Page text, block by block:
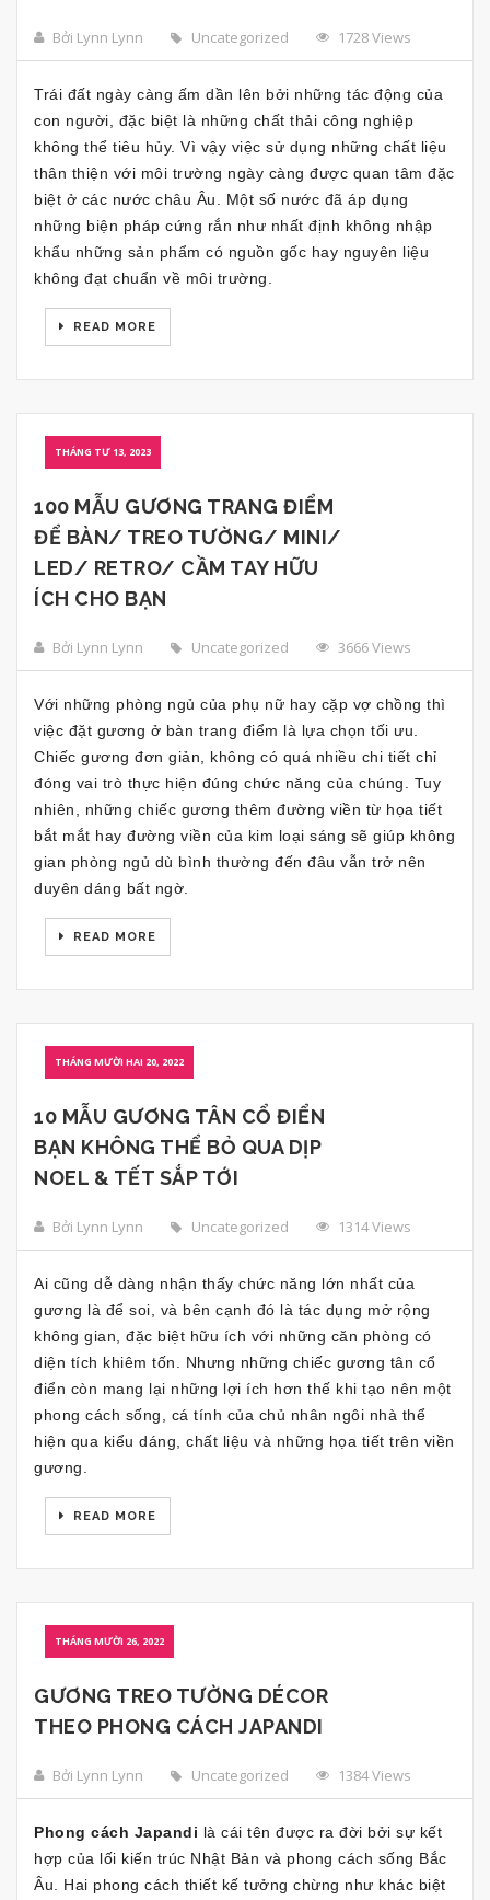
Bởi Lynn Lynn Uncategorized 1728 Views
Trái đất ngày càng ấm dần lên bởi những tác động của
con người, đặc biệt là những chất thải công nghiệp
không thể tiêu hủy. Vì vậy việc sử dụng những chất liệu
thân thiện với môi trường ngày càng được quan tâm đặc
biệt ở các nước châu Âu. Một số nước đã áp dụng
những biện pháp cứng rắn như nhất định không nhập
khẩu những sản phẩm có nguồn gốc hay nguyên liệu
không đạt chuẩn về môi trường.
READ MORE
THÁNG TƯ 13, 2023
100 MẪU GƯƠNG TRANG ĐIỂM
ĐỂ BÀN/ TREO TƯỜNG/ MINI/
LED/ RETRO/ CẦM TAY HỮU
ÍCH CHO BẠN
Bởi Lynn Lynn Uncategorized 3666 Views
Với những phòng ngủ của phụ nữ hay cặp vợ chồng thì
việc đặt gương ở bàn trang điểm là lựa chọn tối ưu.
Chiếc gương đơn giản, không có quá nhiều chi tiết chỉ
đóng vai trò thực hiện đúng chức năng của chúng. Tuy
nhiên, những chiếc gương thêm đường viền từ họa tiết
bắt mắt hay đường viền của kim loại sáng sẽ giúp không
gian phòng ngủ dù bình thường đến đâu vẫn trở nên
duyên dáng bất ngờ.
READ MORE
THÁNG MƯỜI HAI 20, 2022
10 MẪU GƯƠNG TÂN CỔ ĐIỂN
BẠN KHÔNG THỂ BỎ QUA DỊP
NOEL & TẾT SẮP TỚI
Bởi Lynn Lynn Uncategorized 1314 Views
Ai cũng dễ dàng nhận thấy chức năng lớn nhất của
gương là để soi, và bên cạnh đó là tác dụng mở rộng
không gian, đặc biệt hữu ích với những căn phòng có
diện tích khiêm tốn. Nhưng những chiếc gương tân cổ
điển còn mang lại những lợi ích hơn thế khi tạo nên một
phong cách sống, cá tính của chủ nhân ngôi nhà thể
hiện qua kiểu dáng, chất liệu và những họa tiết trên viền
gương.
READ MORE
THÁNG MƯỜI 26, 2022
GƯƠNG TREO TƯỜNG DÉCOR
THEO PHONG CÁCH JAPANDI
Bởi Lynn Lynn Uncategorized 1384 Views
Phong cách Japandi là cái tên được ra đời bởi sự kết
hợp của lối kiến trúc Nhật Bản và phong cách sống Bắc
Âu. Hai phong cách thiết kế tưởng chừng như khác biệt